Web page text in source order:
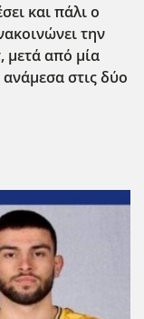
και πάλι ο
την
μετά από μία
στις δύο